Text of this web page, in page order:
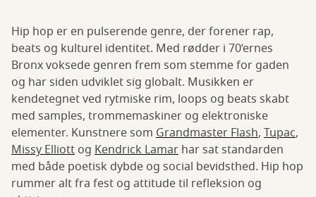
Hip hop er en pulserende genre, der forener rap,
beats og kulturel identitet. Med rødder i 70’ernes
Bronx voksede genren frem som stemme for gaden
og har siden udviklet sig globalt. Musikken er
kendetegnet ved rytmiske rim, loops og beats skabt
med samples, trommemaskiner og elektroniske
elementer. Kunstnere som Grandmaster Flash, Tupac,
Missy Elliott og Kendrick Lamar har sat standarden
med både poetisk dybde og social bevidsthed. Hip hop
rummer alt fra fest og attitude til refleksion og